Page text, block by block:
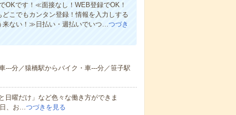
OKです！≪面接なし！WEB登録でOK！
こでもカンタン登録！情報を入力しする
来ない！≫日払い・週払いでいつ… つづき
---分／猿橋駅からバイク・車---分／笹子駅
曜だけ」など色々な働き方ができま
、お… つづきを見る